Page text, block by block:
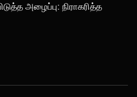
அழைப்பு: நிராகரித்த